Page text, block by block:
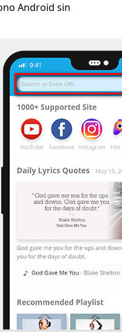
Android sin